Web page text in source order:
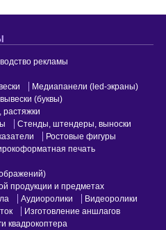
рекламы
Медиапанели (led-экраны)
(буквы)
Стенды, штендеры, выноски
Ростовые фигуры
печать
продукции и предметах
Аудиоролики
Видеоролики
Изготовление аншлагов
квадрокоптера